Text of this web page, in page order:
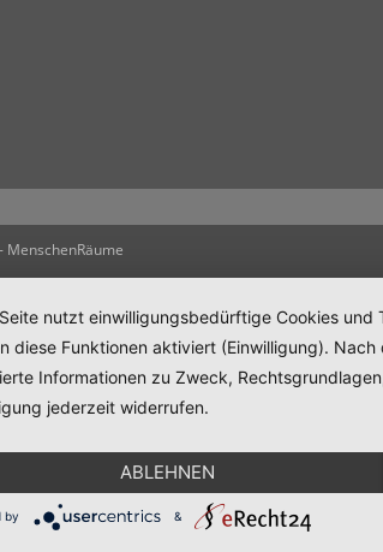
MenschenRäume
nutzt einwilligungsbedürftige Cookies
diese Funktionen aktiviert (Einwilligung).
Informationen zu Zweck,
jederzeit widerrufen.
ABLEHNEN
by &